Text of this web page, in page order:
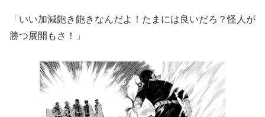
「いい加減飽き飽きなんだよ！たまには良いだろ？怪人が
勝つ展開もさ！」